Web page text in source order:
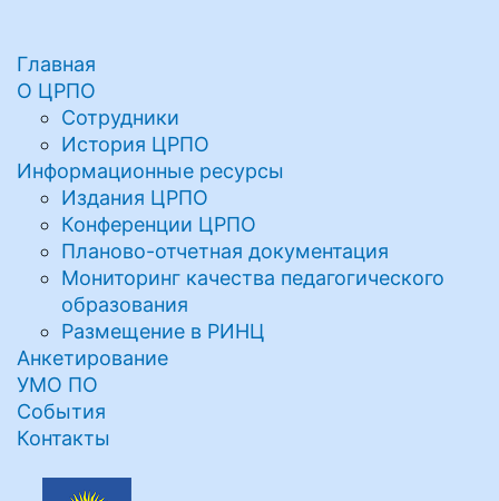
Главная
О ЦРПО
Сотрудники
История ЦРПО
Информационные ресурсы
Издания ЦРПО
Конференции ЦРПО
Планово-отчетная документация
Мониторинг качества педагогического
образования
Размещение в РИНЦ
Анкетирование
УМО ПО
События
Контакты